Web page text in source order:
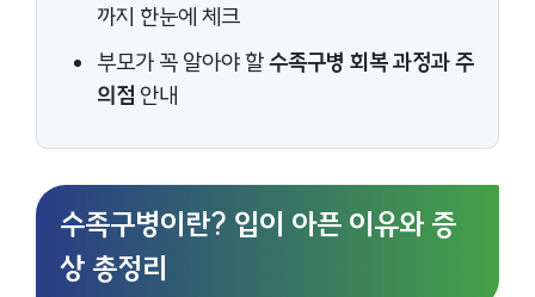
까지 한눈에 체크
부모가 꼭 알아야 할수족구병 회복 과정과 주
의점 안내
수족구병이란? 입이 아픈 이유와 증
상 총정리